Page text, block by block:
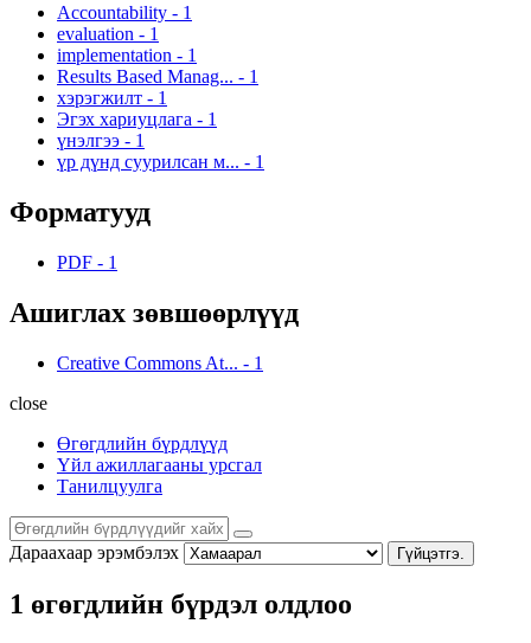
Accountability - 1
evaluation - 1
implementation - 1
Results Based Manag... - 1
хэрэгжилт - 1
Эгэх хариуцлага - 1
үнэлгээ - 1
үр дүнд суурилсан м... - 1
Форматууд
PDF - 1
Ашиглах зөвшөөрлүүд
Creative Commons At... - 1
close
Өгөгдлийн бүрдлүүд
Үйл ажиллагааны урсгал
Танилцуулга
Дараахаар эрэмбэлэх Гүйцэтгэ.
1 өгөгдлийн бүрдэл олдлоо